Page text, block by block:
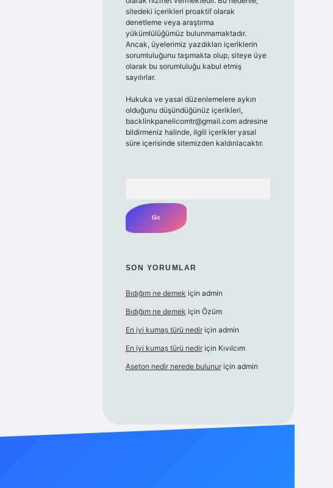
sitedeki içerikleri proaktif olarak
denetleme veya araştırma
yükümlülüğümüz bulunmamaktadır.
Ancak, üyelerimiz yazdıkları içeriklerin
sorumluluğunu taşımakta olup, siteye üye
olarak bu sorumluluğu kabul etmiş
sayılırlar.
Hukuka ve yasal düzenlemelere aykırı
olduğunu düşündüğünüz içerikleri,
backlinkpanelicomtr@gmail.comadresine
bildirmeniz halinde, ilgili içerikler yasal
süre içerisinde sitemizden kaldırılacaktır.
SON YORUMLAR
Bıdığım ne demek için admin
Bıdığım ne demek için Özüm
En iyi kumaş türü nediriçin admin
En iyi kumaş türü nediriçin Kıvılcım
Aseton nedir nerede bulunuriçin admin